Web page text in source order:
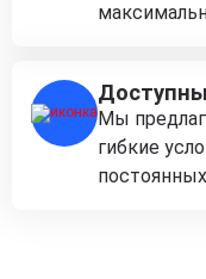
Мы
гибкие